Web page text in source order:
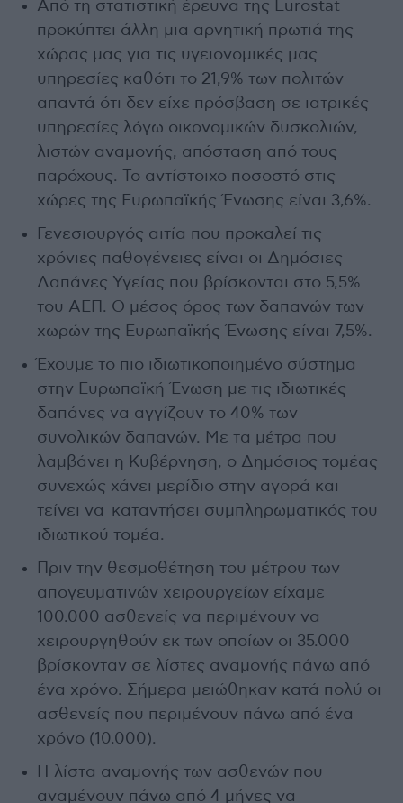
Από τη στατιστική έρευνα της Eurostat
προκύπτει άλλη μια αρνητική πρωτιά της
χώρας μας για τις υγειονομικές μας
υπηρεσίες καθότι το 21,9% των πολιτών
απαντά ότι δεν είχε πρόσβαση σε ιατρικές
υπηρεσίες λόγω οικονομικών δυσκολιών,
λιστών αναμονής, απόσταση από τους
παρόχους. Το αντίστοιχο ποσοστό στις
χώρες της Ευρωπαϊκής Ένωσης είναι 3,6%.
Γενεσιουργός αιτία που προκαλεί τις
χρόνιες παθογένειες είναι οι Δημόσιες
Δαπάνες Υγείας που βρίσκονται στο 5,5%
του ΑΕΠ. Ο μέσος όρος των δαπανών των
χωρών της Ευρωπαϊκής Ένωσης είναι 7,5%.
Έχουμε το πιο ιδιωτικοποιημένο σύστημα
στην Ευρωπαϊκή Ένωση με τις ιδιωτικές
δαπάνες να αγγίζουν το 40% των
συνολικών δαπανών. Με τα μέτρα που
λαμβάνει η Κυβέρνηση, ο Δημόσιος τομέας
συνεχώς χάνει μερίδιο στην αγορά και
τείνει να καταντήσει συμπληρωματικός του
ιδιωτικού τομέα.
Πριν την θεσμοθέτηση του μέτρου των
απογευματινών χειρουργείων είχαμε
100.000 ασθενείς να περιμένουν να
χειρουργηθούν εκ των οποίων οι 35.000
βρίσκονταν σε λίστες αναμονής πάνω από
ένα χρόνο. Σήμερα μειώθηκαν κατά πολύ οι
ασθενείς που περιμένουν πάνω από ένα
χρόνο (10.000).
Η λίστα αναμονής των ασθενών που
αναμένουν πάνω από 4 μήνες να